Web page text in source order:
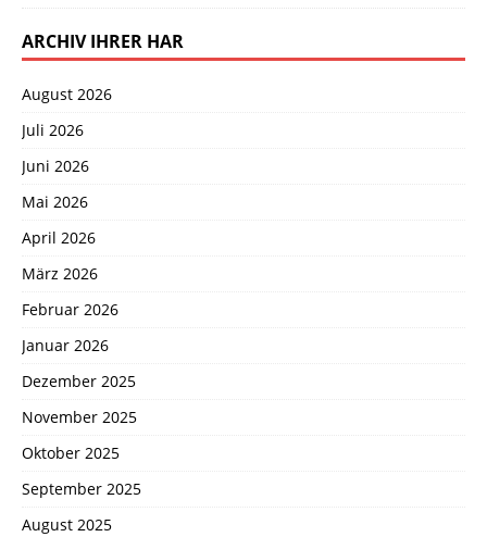
ARCHIV IHRER HAR
August 2026
Juli 2026
Juni 2026
Mai 2026
April 2026
März 2026
Februar 2026
Januar 2026
Dezember 2025
November 2025
Oktober 2025
September 2025
August 2025